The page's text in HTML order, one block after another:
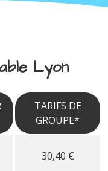
Lyon
TARIFS DE
GROUPE*
30,40 €